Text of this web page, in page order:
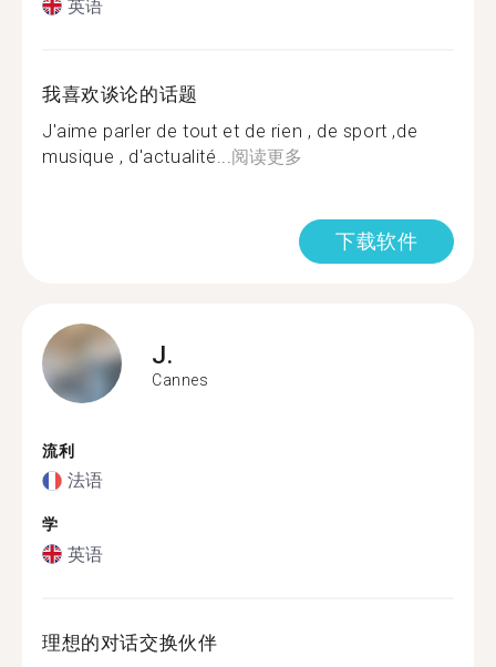
英语
我喜欢谈论的话题
J'aime parler de tout et de rien , de sport ,de
musique , d'actualité... 阅读更多
下载软件
J.
Cannes
流利
法语
学
英语
理想的对话交换伙伴